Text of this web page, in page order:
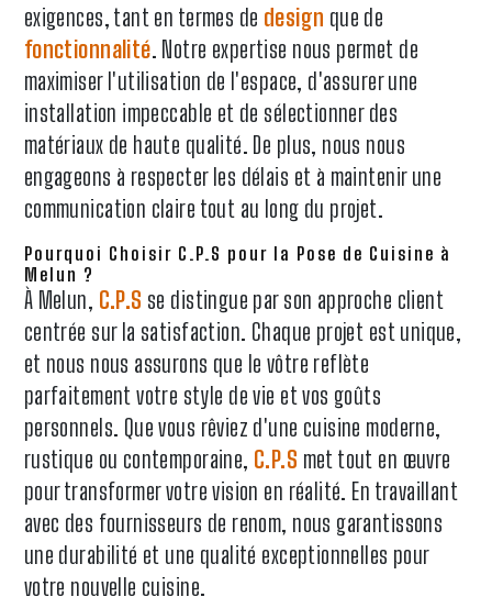
exigences, tant en termes de design que de
fonctionnalité. Notre expertise nous permet de
maximiser l'utilisation de l'espace, d'assurer une
installation impeccable et de sélectionner des
matériaux de haute qualité. De plus, nous nous
engageons à respecter les délais et à maintenir une
communication claire tout au long du projet.
Pourquoi Choisir C.P.S pour la Pose de Cuisine à
Melun ?
À Melun, C.P.S se distingue par son approche client
centrée sur la satisfaction. Chaque projet est unique,
et nous nous assurons que le vôtre reflète
parfaitement votre style de vie et vos goûts
personnels. Que vous rêviez d'une cuisine moderne,
rustique ou contemporaine, C.P.S met tout en œuvre
pour transformer votre vision en réalité. En travaillant
avec des fournisseurs de renom, nous garantissons
une durabilité et une qualité exceptionnelles pour
votre nouvelle cuisine.